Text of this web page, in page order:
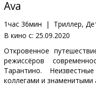
Ava
1час 36мин | Триллер,
В кино с: 25.09.2020
Откровенное
режиссёров
Тарантино.
коллегами и